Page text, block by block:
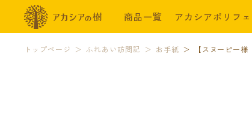
商品一覧 アカシアポリフ
トップページ ふれあい訪問記 お手紙 【スヌーピー